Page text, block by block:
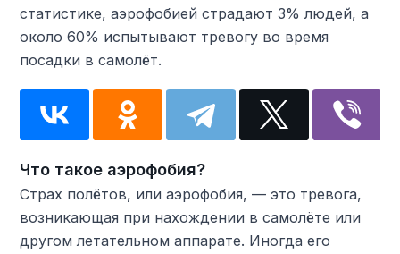
статистике, аэрофобией страдают 3% людей, а
около 60% испытывают тревогу во время
посадки в самолёт.
Что такое аэрофобия?
Страх полётов, или аэрофобия, — это тревога,
возникающая при нахождении в самолёте или
другом летательном аппарате. Иногда его